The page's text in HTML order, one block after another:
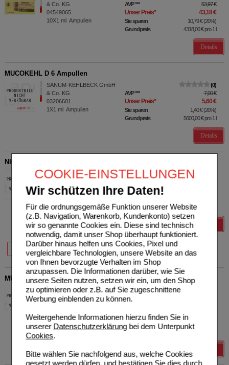
COOKIE-EINSTELLUNGEN
Wir schützen Ihre Daten!
Für die ordnungsgemäße Funktion unserer Website
(z.B. Navigation, Warenkorb, Kundenkonto) setzen
wir so genannte Cookies ein. Diese sind technisch
notwendig, damit unser Shop überhaupt funktioniert.
Darüber hinaus helfen uns Cookies, Pixel und
vergleichbare Technologien, unsere Website an das
von Ihnen bevorzugte Verhalten im Shop
anzupassen. Die Informationen darüber, wie Sie
unsere Seiten nutzen, setzen wir ein, um den Shop
zu optimieren oder z.B. auf Sie zugeschnittene
Werbung einblenden zu können.
Weitergehende Informationen hierzu finden Sie in
unserer Datenschutzerklärungbei dem Unterpunkt
Cookies.
Bitte wählen Sie nachfolgend aus, welche Cookies
gesetzt werden dürfen, und bestätigen Sie dies durch
& Co. KG
04549065
10X1 ml Ampullen
AVP*** 53,97 €
Unser Preis* 43,18 €
Sie sparen 10,79 €(20%)
Grundpreis
4318,00 €pro 1 l
Details
MUCOKEHL D 6 Ampullen
SANUM-KEHLBECK GmbH
& Co. KG
03206601
1X1 ml Ampullen
0
AVP*** 7,00 €
Unser Preis* 5,60 €
Sie sparen 1,40 €(20%)
Grundpreis
5600,00 €pro 1 l
Details
NIGERSAN D 5 Ampullen
SANUM-KEHLBECK GmbH
03206854
Unser Preis*
Grundpreis
3682,60 €
20%
50X1 ml
20%
MUCOKEHL D 7 Ampullen
SANUM-KEHLBECK GmbH
& Co. KG
1X1ml Ampullen
AVP
Sie sparen
Grundpreis
4730,00 €
zzgl. BK****